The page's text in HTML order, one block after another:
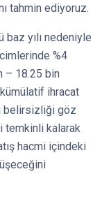
tahmin ediyoruz.
baz yılı nedeniyle
%4
– 18.25 bin
ihracat
belirsizliği göz
temkinli kalarak
hacmi içindeki